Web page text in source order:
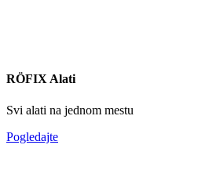
RÖFIX Alati
Svi alati na jednom mestu
Pogledajte